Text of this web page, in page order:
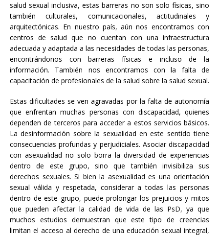
salud sexual inclusiva, estas barreras no son solo físicas, sino
también culturales, comunicacionales, actitudinales y
arquitectónicas. En nuestro país, aún nos encontramos con
centros de salud que no cuentan con una infraestructura
adecuada y adaptada a las necesidades de todas las personas,
encontrándonos con barreras físicas e incluso de la
información. También nos encontramos con la falta de
capacitación de profesionales de la salud sobre la salud sexual.
Estas dificultades se ven agravadas por la falta de autonomía
que enfrentan muchas personas con discapacidad, quienes
dependen de terceros para acceder a estos servicios básicos.
La desinformación sobre la sexualidad en este sentido tiene
consecuencias profundas y perjudiciales. Asociar discapacidad
con asexualidad no solo borra la diversidad de experiencias
dentro de este grupo, sino que también invisibiliza sus
derechos sexuales. Si bien la asexualidad es una orientación
sexual válida y respetada, considerar a todas las personas
dentro de este grupo, puede prolongar los prejuicios y mitos
que pueden afectar la calidad de vida de las PsD, ya que
muchos estudios demuestran que este tipo de creencias
limitan el acceso al derecho de una educación sexual integral,